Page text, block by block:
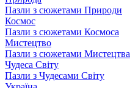
Пазли з сюжетами Природи
Космос
Пазли з сюжетами Космоса
Мистецтво
Пазли з сюжетами Мистецтва
Чудеса Світу
Пазли з Чудесами Світу